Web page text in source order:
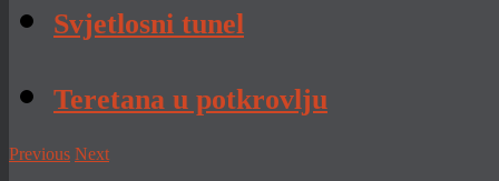
Svjetlosni tunel
Teretana u potkrovlju
Previous Next